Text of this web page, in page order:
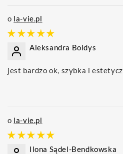
la-vie.pl
Aleksandra Boldys
jest bardzo ok, szybka i
la-vie.pl
Ilona Sądel-Bendkowska